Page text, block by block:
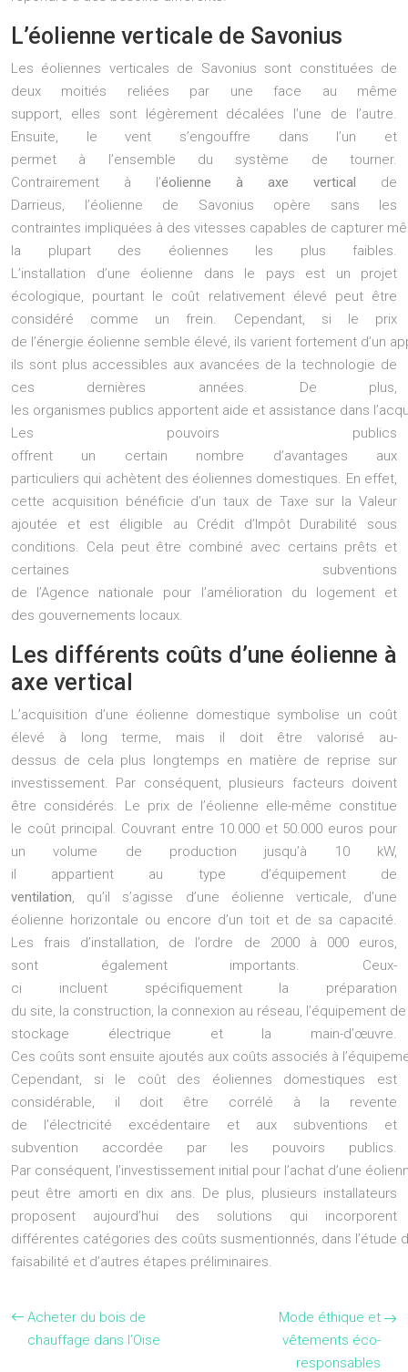
L’éolienne verticale de Savonius
Les éoliennes verticales de Savonius sont constituées de
deux moitiés reliées par une face au même
support, elles sont légèrement décalées l’une de l’autre.
Ensuite, le vent s’engouffre dans l’un et
permet à l’ensemble du système de tourner.
Contrairement à l’éolienne à axe vertical de
Darrieus, l’éolienne de Savonius opère sans les
contraintes impliquées à des vitesses capables de capturer
la plupart des éoliennes les plus faibles.
L’installation d’une éolienne dans le pays est un projet
écologique, pourtant le coût relativement élevé peut être
considéré comme un frein. Cependant, si le prix
de l’énergie éolienne semble élevé, ils varient fortement d’un
ils sont plus accessibles aux avancées de la technologie de
ces dernières années. De plus,
les organismes publics apportent aide et assistance dans
Les pouvoirs publics
offrent un certain nombre d’avantages aux
particuliers qui achètent des éoliennes domestiques. En effet,
cette acquisition bénéficie d’un taux de Taxe sur la Valeur
ajoutée et est éligible au Crédit d’Impôt Durabilité sous
conditions. Cela peut être combiné avec certains prêts et
certaines subventions
de l’Agence nationale pour l’amélioration du logement et
des gouvernements locaux.
Les différents coûts d’une éolienne à
axe vertical
L’acquisition d’une éolienne domestique symbolise un coût
élevé à long terme, mais il doit être valorisé au-
dessus de cela plus longtemps en matière de reprise sur
investissement. Par conséquent, plusieurs facteurs doivent
être considérés. Le prix de l’éolienne elle-même constitue
le coût principal. Couvrant entre 10.000 et 50.000 euros pour
un volume de production jusqu’à 10 kW,
il appartient au type d’équipement de
ventilation, qu’il s’agisse d’une éolienne verticale, d’une
éolienne horizontale ou encore d’un toit et de sa capacité.
Les frais d’installation, de l’ordre de 2000 à 000 euros,
sont également importants. Ceux-
ci incluent spécifiquement la préparation
du site, la construction, la connexion au réseau, l’équipement de
stockage électrique et la main-d’œuvre.
Ces coûts sont ensuite ajoutés aux coûts associés à
Cependant, si le coût des éoliennes domestiques est
considérable, il doit être corrélé à la revente
de l’électricité excédentaire et aux subventions et
subvention accordée par les pouvoirs publics.
Par conséquent, l’investissement initial pour l’achat d’une
peut être amorti en dix ans. De plus, plusieurs installateurs
proposent aujourd’hui des solutions qui incorporent
différentes catégories des coûts susmentionnés, dans l’étude
faisabilité et d’autres étapes préliminaires.
Acheter du bois de
chauffage dans l’Oise
Mode éthique et
vêtements éco-
responsables